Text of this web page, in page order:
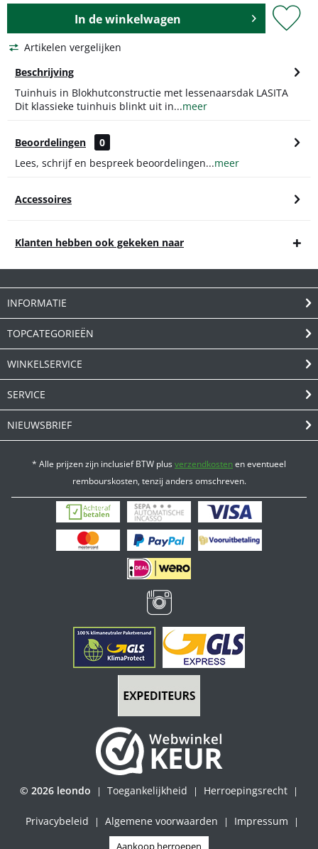
In dewinkelwagen
Artikelen vergelijken
Beschrijving
Tuinhuis in Blokhutconstructie met lessenaarsdak LASITA
Dit klassieke tuinhuis blinkt uit in...meer
Beoordelingen
0
Lees, schrijf en bespreek beoordelingen...meer
Accessoires
Klanten hebben ook gekeken naar
INFORMATIE
TOPCATEGORIEËN
WINKELSERVICE
SERVICE
NIEUWSBRIEF
* Alle prijzen zijn inclusief BTW plusverzendkostenen eventueel
rembourskosten, tenzij anders omschreven.
© 2026 leondo | Toegankelijkheid | Herroepingsrecht |
Privacybeleid | Algemene voorwaarden | Impressum
|
Aankoop herroepen